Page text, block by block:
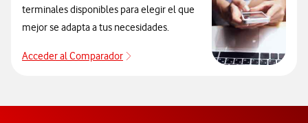
terminales disponibles para elegir el que
mejor se adapta a tus necesidades.
Acceder al Comparador
Acceder al Comparador